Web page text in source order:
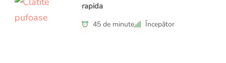
rapida
45 de minute Începător